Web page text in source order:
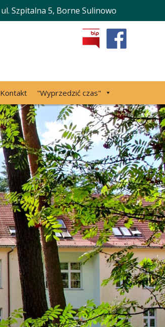
ul. Szpitalna 5, Borne Sulinowo
Kontakt "Wyprzedzić czas"